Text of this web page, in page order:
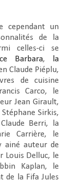
cependant un
de la
celles-ci se
Barbara,
la
Claude Piéplu,
de cuisine
Carco, le
Jean Girault,
Sirkis,
Berri, la
Carrière, le
ainé auteur de
Louis Delluc, le
Kaplan, le
de la Fifa Jules